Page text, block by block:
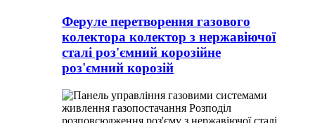
Феруле перетворення газового
колектора колектор з нержавіючої
сталі роз'ємний корозійне
роз'ємний корозій